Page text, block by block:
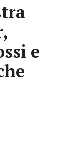
e